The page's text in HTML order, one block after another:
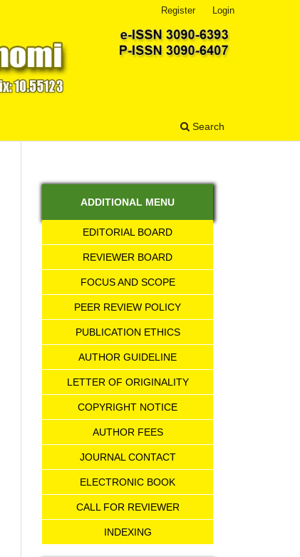
Search
Register Login
ADDITIONAL MENU
EDITORIAL BOARD
REVIEWER BOARD
FOCUS AND SCOPE
PEER REVIEW POLICY
PUBLICATION ETHICS
AUTHOR GUIDELINE
LETTER OF ORIGINALITY
COPYRIGHT NOTICE
AUTHOR FEES
JOURNAL CONTACT
ELECTRONIC BOOK
CALL FOR REVIEWER
INDEXING